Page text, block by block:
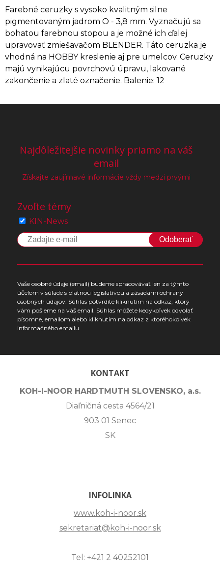
Farebné ceruzky s vysoko kvalitným silne
pigmentovaným jadrom O - 3,8 mm. Vyznačujú sa
bohatou farebnou stopou a je možné ich ďalej
upravovať zmiešavačom BLENDER. Táto ceruzka je
vhodná na HOBBY kreslenie aj pre umelcov. Ceruzky
majú vynikajúcu povrchovú úpravu, lakované
zakončenie a zlaté označenie. Balenie: 12
Najdôležitejšie novinky priamo na váš
email
Získajte zaujímavé informácie vždy medzi prvými
Zvoľte témy
KIN-News
Odoberať
Vaše osobné údaje (email) budeme spracovávať len za týmto
účelom v súlade s platnou legislatívou a zásadami ochrany
osobných údajov. Súhlas potvrdíte kliknutím na odkaz, ktorý
vám pošleme na váš email. Súhlas môžete kedykoľvek odvolať
písomne, emailom alebo kliknutím na odkaz z ktoréhokoľvek
informačného emailu.
KONTAKT
KOH-I-NOOR HARDTMUTH SLOVENSKO, a.s.
Diaľničná cesta 4564/21
903 01 Senec
SK
INFOLINKA
www.koh-i-noor.sk
sekretariat@koh-i-noor.sk
Tel: +421 2 40252101